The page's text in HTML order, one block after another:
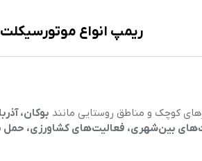
ریمپ انواع موتورسیکلت
کوچک و مناطق روستایی مانند بوکان،
بین‌شهری، فعالیت‌های کشاورزی، حمل